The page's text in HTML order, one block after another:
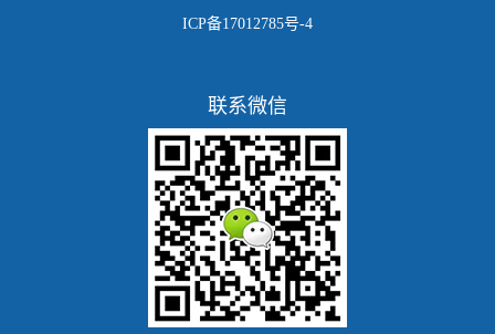
ICP备17012785号-4
联系微信